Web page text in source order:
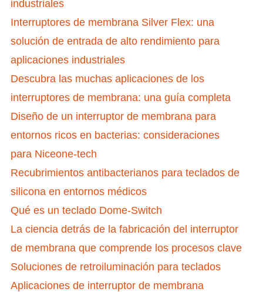
industriales
Interruptores de membrana Silver Flex: una
solución de entrada de alto rendimiento para
aplicaciones industriales
Descubra las muchas aplicaciones de los
interruptores de membrana: una guía completa
Diseño de un interruptor de membrana para
entornos ricos en bacterias: consideraciones
para Niceone-tech
Recubrimientos antibacterianos para teclados de
silicona en entornos médicos
Qué es un teclado Dome-Switch
La ciencia detrás de la fabricación del interruptor
de membrana que comprende los procesos clave
Soluciones de retroiluminación para teclados
Aplicaciones de interruptor de membrana